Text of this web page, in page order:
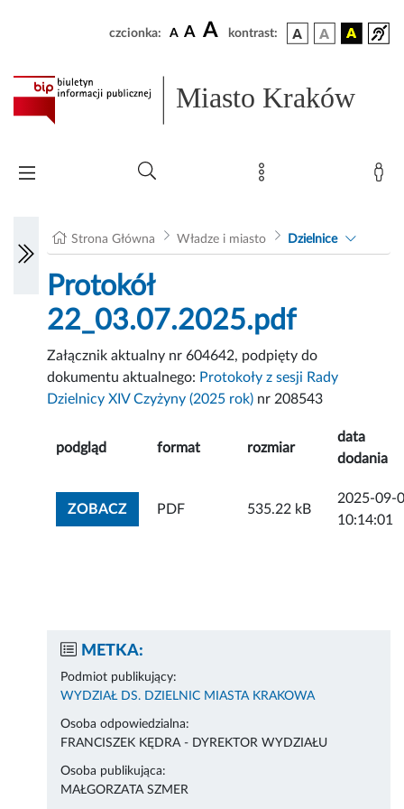
czcionka: A A A kontrast:
Miasto Kraków
Strona Główna Władze i miasto Dzielnice
Protokół
22_03.07.2025.pdf
Załącznik aktualny nr 604642, podpięty do
dokumentu aktualnego: Protokoły z sesji Rady
Dzielnicy XIV Czyżyny (2025 rok) nr 208543
podgląd format rozmiar
data
dodania
ZOBACZZOBACZ ZAŁĄCZNIK
PDF 535.22 kB
2025-09-
10:14:01
METKA:
Podmiot publikujący:
WYDZIAŁ DS. DZIELNIC MIASTA KRAKOWA
Osoba odpowiedzialna:
FRANCISZEK KĘDRA - DYREKTOR WYDZIAŁU
Osoba publikująca:
MAŁGORZATA SZMER